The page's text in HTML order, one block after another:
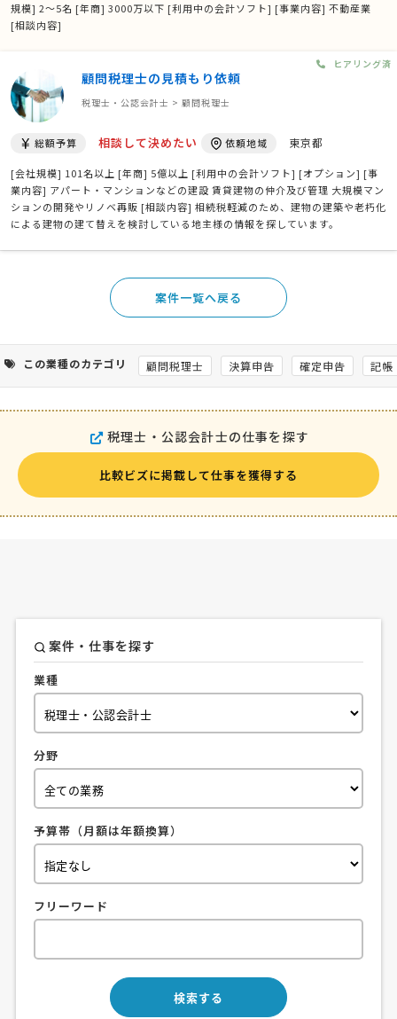
規模] 2〜5名 [年商] 3000万以下 [利用中の会計ソフト] [事業内容] 不動産業
[相談内容]
顧問税理士の見積もり依頼
税理士・公認会計士 > 顧問税理士
総額予算 相談して決めたい 依頼地域 東京都
[会社規模] 101名以上 [年商] 5億以上 [利用中の会計ソフト] [オプション] [事
業内容] アパート・マンションなどの建設 賃貸建物の仲介及び管理 大規模マン
ションの開発やリノベ再販 [相談内容] 相続税軽減のため、建物の建築や老朽化
による建物の建て替えを検討している地主様の情報を探しています。
ヒアリング済
案件一覧へ戻る
この業種のカテゴリ 顧問税理士 決算申告 確定申告 記帳
税理士・公認会計士の仕事を探す
比較ビズに掲載して仕事を獲得する
案件・仕事を探す
業種
分野
予算帯（月額は年額換算）
フリーワード